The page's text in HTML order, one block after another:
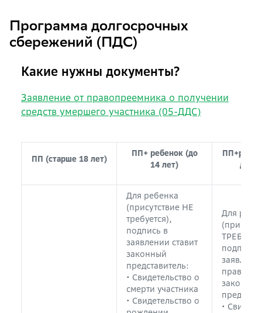
Программа долгосрочных
сбережений (ПДС)
Какие нужны документы?
Заявление от правопреемника о получении
средств умершего участника (05-ДДС)
ПП (старше 18 лет)
ПП+ ребенок (до
14 лет)
до
Для ребенка
(присутствие НЕ
требуется),
подпись в
заявлении ставит
законный
представитель:
• Свидетельство о
смерти участника
• Свидетельство о
Для
подпись
законный
•